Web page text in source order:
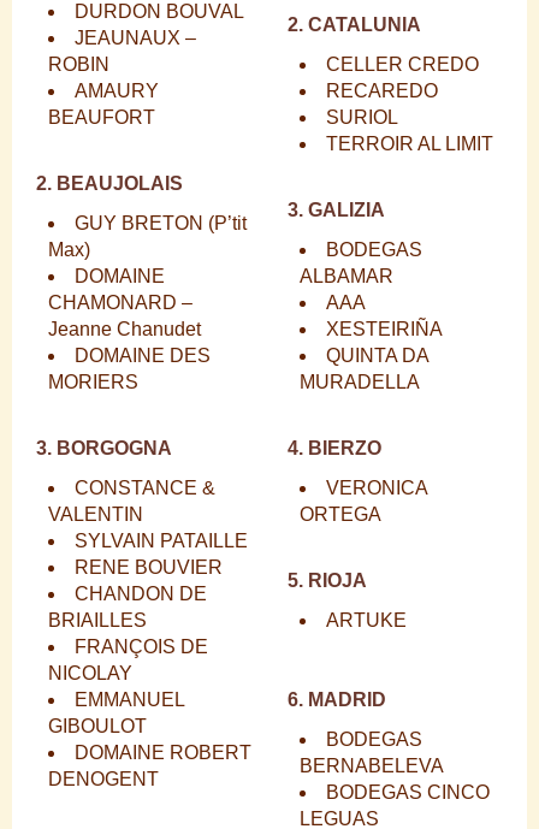
DURDON BOUVAL
JEAUNAUX –
ROBIN
AMAURY
BEAUFORT
2. BEAUJOLAIS
GUY BRETON (P’tit
Max)
DOMAINE
CHAMONARD –
Jeanne Chanudet
DOMAINE DES
MORIERS
3. BORGOGNA
CONSTANCE &
VALENTIN
SYLVAIN PATAILLE
RENE BOUVIER
CHANDON DE
BRIAILLES
FRANÇOIS DE
NICOLAY
EMMANUEL
GIBOULOT
DOMAINE ROBERT
DENOGENT
2. CATALUNIA
CELLER CREDO
RECAREDO
SURIOL
TERROIR AL LIMIT
3. GALIZIA
BODEGAS
ALBAMAR
AAA
XESTEIRIÑA
QUINTA DA
MURADELLA
4. BIERZO
VERONICA
ORTEGA
5. RIOJA
ARTUKE
6. MADRID
BODEGAS
BERNABELEVA
BODEGAS CINCO
LEGUAS